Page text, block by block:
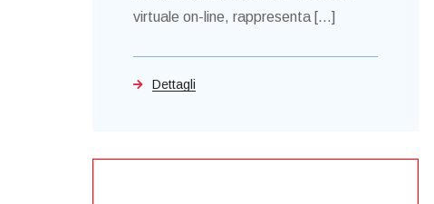
virtuale on-line, rappresenta [...]
Dettagli